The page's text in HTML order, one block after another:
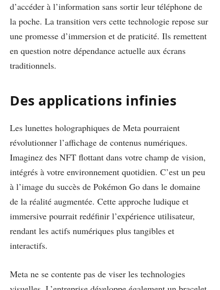
d’accéder à l’information sans sortir leur téléphone de
la poche. La transition vers cette technologie repose sur
une promesse d’immersion et de praticité. Ils remettent
en question notre dépendance actuelle aux écrans
traditionnels.
Des applications infinies
Les lunettes holographiques de Meta pourraient
révolutionner l’affichage de contenus numériques.
Imaginez des NFT flottant dans votre champ de vision,
intégrés à votre environnement quotidien. C’est un peu
à l’image du succès de Pokémon Go dans le domaine
de la réalité augmentée. Cette approche ludique et
immersive pourrait redéfinir l’expérience utilisateur,
rendant les actifs numériques plus tangibles et
interactifs.
Meta ne se contente pas de viser les technologies